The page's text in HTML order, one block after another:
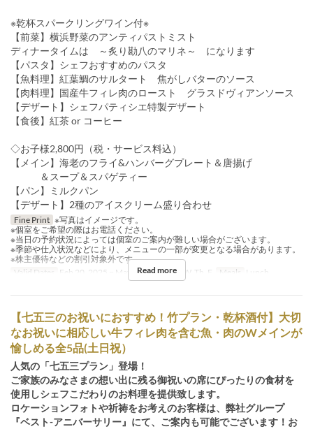
※乾杯スパークリングワイン付※
【前菜】横浜野菜のアンティパストミスト
ディナータイムは ～炙り勘八のマリネ～ になります
【パスタ】シェフおすすめのパスタ
【魚料理】紅葉鯛のサルタート 焦がしバターのソース
【肉料理】国産牛フィレ肉のロースト グラスドヴィアンソース
【デザート】シェフパティシエ特製デザート
【食後】紅茶 or コーヒー
◇お子様2,800円（税・サービス料込）
【メイン】海老のフライ&ハンバーグプレート＆唐揚げ
＆スープ＆スパゲティー
【パン】ミルクパン
【デザート】2種のアイスクリーム盛り合わせ
Fine Print ※写真はイメージです。
※個室をご希望の際はお電話ください。
※当日の予約状況によっては個室のご案内が難しい場合がございます。
※季節や仕入状況などにより、メニューの一部が変更となる場合があります。
※株主優待などの割引対象外です
Valid Dates
Feb 20, 2025 ~ May 07 Days M, W, Th, F Meals Lunch
Read more
【七五三のお祝いにおすすめ！竹プラン・乾杯酒付】大切
なお祝いに相応しい牛フィレ肉を含む魚・肉のWメインが
愉しめる全5品(土日祝）
人気の「七五三プラン」登場！
ご家族のみなさまの想い出に残る御祝いの席にぴったりの食材を
使用しシェフこだわりのお料理を提供致します。
ロケーションフォトや祈祷をお考えのお客様は、弊社グループ
『ベスト-アニバーサリー』にて、ご案内も可能でございます！お